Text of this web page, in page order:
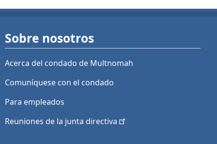
Sobre nosotros
Acerca del condado de Multnomah
Comuníquese con el condado
Para empleados
Reuniones de la junta directiva